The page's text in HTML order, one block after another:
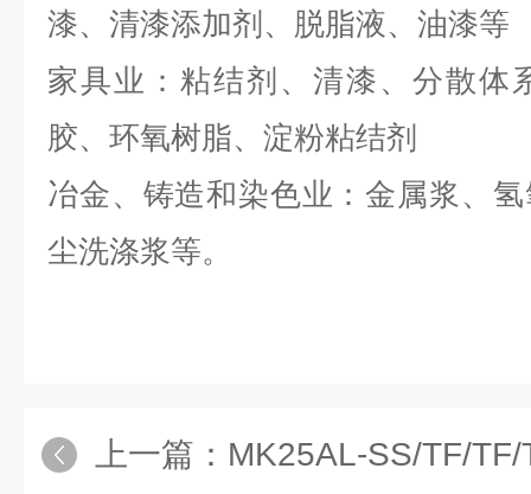
漆、清漆添加剂、脱脂液、油漆等
家具业：粘结剂、清漆、分散体
胶、环氧树脂、淀粉粘结剂
冶金、铸造和染色业：金属浆、
尘洗涤浆等。
上一篇： MK25AL-SS/TF/TF/TF侠飞